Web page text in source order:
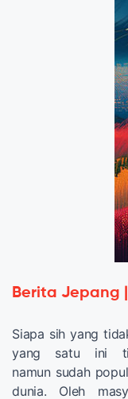
Berita Jepang
Siapa sih yang
yang satu ini
namun sudah
dunia. Oleh